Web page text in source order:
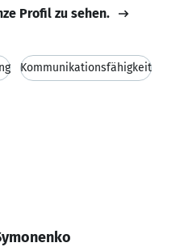
Profil zu sehen.
Kommunikationsfähigkeit